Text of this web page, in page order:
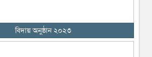
বিদায় অনুষ্ঠান ২০২৩